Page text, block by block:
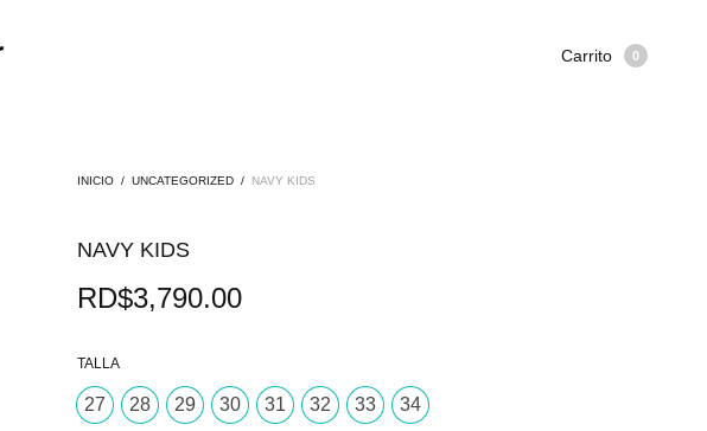
Carrito 0
INICIO / UNCATEGORIZED / NAVY KIDS
NAVY KIDS
RD$3,790.00
TALLA
27 28 29 30 31 32 33 34